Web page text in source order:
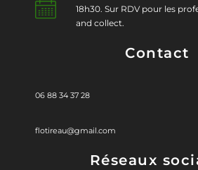
18h30. Sur RDV pour les
and collect.
Contact
06 88 34 37 28
flotireau@gmail.com
Réseaux